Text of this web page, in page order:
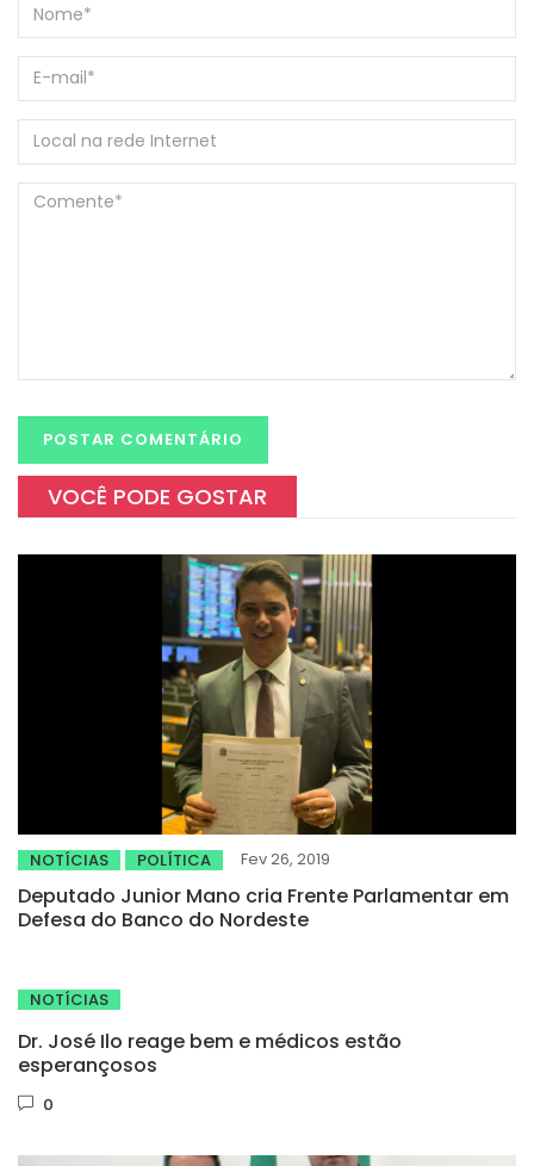
VOCÊ PODE GOSTAR
NOTÍCIAS POLÍTICA Fev 26, 2019
Deputado Junior Mano cria Frente Parlamentar em
Defesa do Banco do Nordeste
NOTÍCIAS
Dr. José Ilo reage bem e médicos estão
esperançosos
0